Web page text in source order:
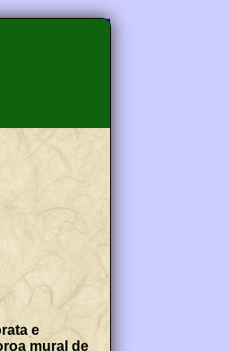
e
mural de